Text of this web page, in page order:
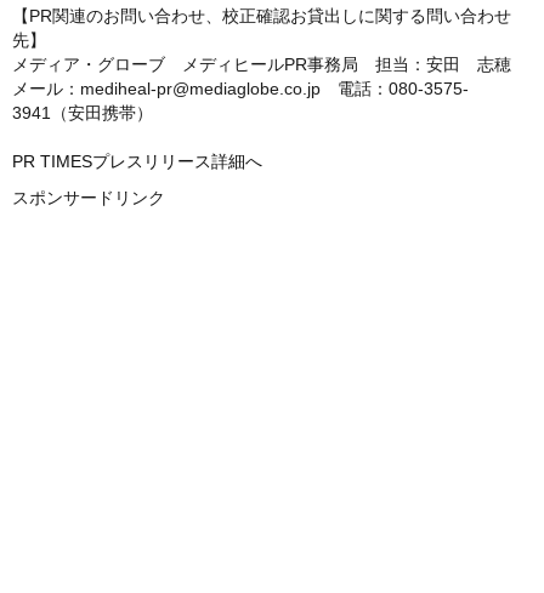
【PR関連のお問い合わせ、校正確認お貸出しに関する問い合わせ
先】
メディア・グローブ メディヒールPR事務局 担当：安田 志穂
メール：mediheal-pr@mediaglobe.co.jp 電話：080-3575-
3941（安田携帯）
PR TIMESプレスリリース詳細へ
スポンサードリンク